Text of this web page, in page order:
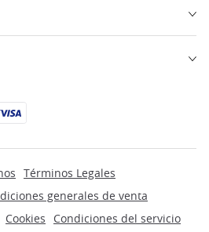
Términos Legales
generales de venta
Cookies
Condiciones del servicio